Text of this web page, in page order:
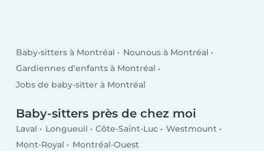
Baby-sitters à Montréal
Nounous à Montréal
Gardiennes d'enfants à Montréal
Jobs de baby-sitter à Montréal
Baby-sitters près de chez moi
Laval Longueuil Côte-Saint-Luc
Westmount
Mont-Royal
Montréal-Ouest